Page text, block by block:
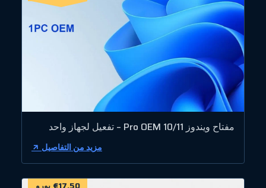
مفتاح ويندوز 10/11 Pro OEM – تفعيل لجهاز واحد
مزيد من التفاصيل